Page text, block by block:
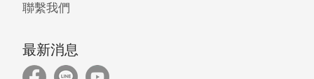
聯繫我們
最新消息